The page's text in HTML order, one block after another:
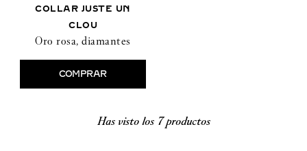
COLLAR JUSTE UN
CLOU
Oro rosa, diamantes
COMPRAR
Has visto los 7